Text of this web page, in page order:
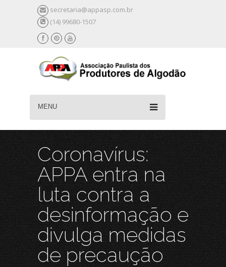
secretaria@appasp.com.br
(14) 99680-1507
MENU
Coronavírus:
APPA entra na
luta contra a
desinformação e
divulga medidas
de precaução